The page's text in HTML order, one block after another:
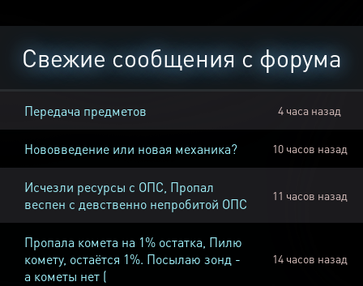
Свежие сообщения с форума
Передача предметов 4 часа назад
Нововведение или новая механика? 10 часов назад
Исчезли ресурсы с ОПС, Пропал
веспен с девственно непробитой ОПС
11 часов назад
Пропала комета на 1% остатка, Пилю
комету, остаётся 1%. Посылаю зонд -
а кометы нет (
14 часов назад